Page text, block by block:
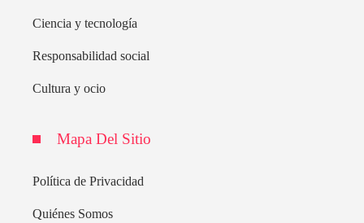
Ciencia y tecnología
Responsabilidad social
Cultura y ocio
Mapa Del Sitio
Política de Privacidad
Quiénes Somos